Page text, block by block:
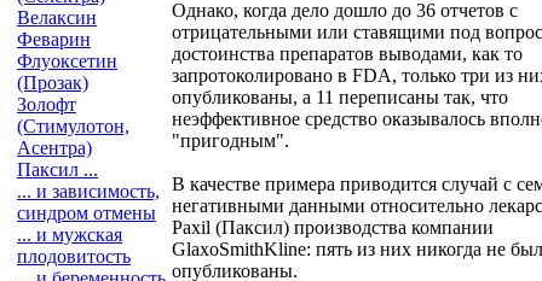
Велаксин
Феварин
Флуоксетин
(Прозак)
Золофт
(Стимулотон,
Асентра)
Паксил ...
... и зависимость,
синдром отмены
... и мужская
плодовитость
Однако, когда дело дошло до 36 отчетов с
отрицательными или ставящими под вопрос
достоинства препаратов выводами, как то
запротоколировано в FDA, только три из
опубликованы, а 11 переписаны так, что
неэффективное средство оказывалось
"пригодным".
В качестве примера приводится случай с
негативными данными относительно
Paxil (Паксил) производства компании
GlaxoSmithKline: пять из них никогда не
опубликованы.